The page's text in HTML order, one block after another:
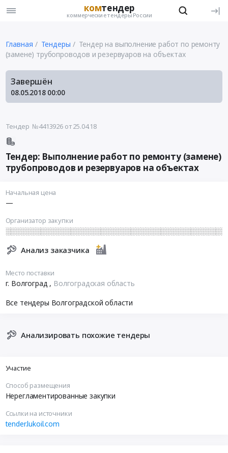
комтендер
коммерческие тендеры России
Главная Тендеры
Тендер на выполнение работ по ремонту
(замене) трубопроводов и резервуаров на объектах
Завершён
08.05.2018 00:00
Тендер №4413926от 25.04.18
Тендер: Выполнение работ по ремонту (замене)
трубопроводов и резервуаров на объектах
Начальная цена
—
Организатор закупки
Анализ заказчика
Место поставки
г. Волгоград , Волгоградская область
Все тендеры Волгоградской области
Анализировать похожие тендеры
Участие
Способ размещения
Нерегламентированные закупки
Ссылки на источники
tender.lukoil.com